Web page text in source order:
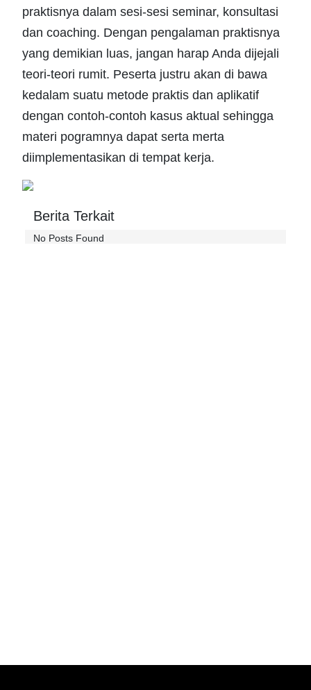
praktisnya dalam sesi-sesi seminar, konsultasi
dan coaching. Dengan pengalaman praktisnya
yang demikian luas, jangan harap Anda dijejali
teori-teori rumit. Peserta justru akan di bawa
kedalam suatu metode praktis dan aplikatif
dengan contoh-contoh kasus aktual sehingga
materi pogramnya dapat serta merta
diimplementasikan di tempat kerja.
Berita Terkait
No Posts Found